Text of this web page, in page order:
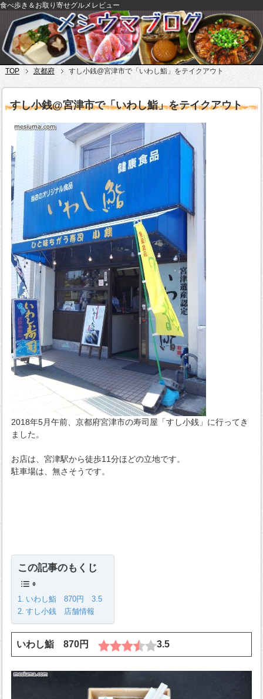
食べ歩き＆お取り寄せグルメレビュー
TOP 京都府 すし小銭@宮津市で「いわし鮨」をテイクアウト
すし小銭@宮津市で「いわし鮨」をテイクアウト
2018年5月午前、京都府宮津市の寿司屋「すし小銭」に行ってき
ました。
お店は、宮津駅から徒歩11分ほどの立地です。
駐車場は、無さそうです。
この記事のもくじ
いわし鮨 870円 3.5
すし小銭 店舗情報
いわし鮨 870円 3.5